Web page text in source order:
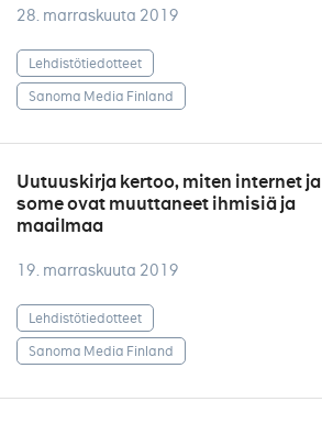
28. marraskuuta 2019
Lehdistötiedotteet
Sanoma Media Finland
Uutuuskirja kertoo, miten internet ja
some ovat muuttaneet ihmisiä ja
maailmaa
19. marraskuuta 2019
Lehdistötiedotteet
Sanoma Media Finland